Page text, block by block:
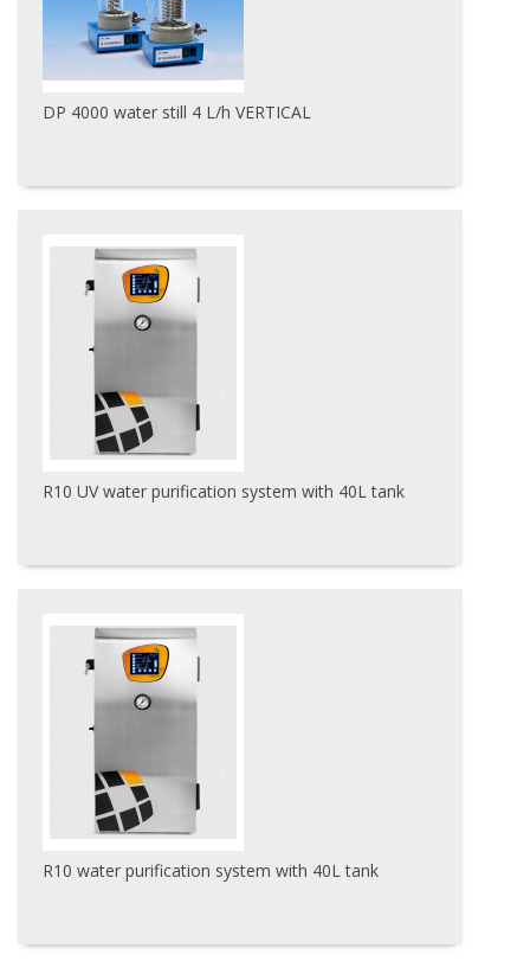
DP 4000 water still 4 L/h VERTICAL
R10 UV water purification system with 40L tank
R10 water purification system with 40L tank